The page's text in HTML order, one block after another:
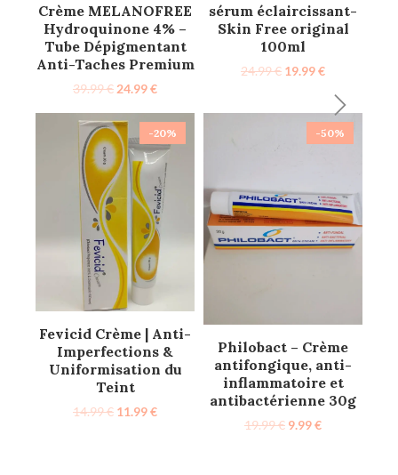
Crème MELANOFREE
Hydroquinone 4% –
Tube Dépigmentant
Anti-Taches Premium
39.99€ 24.99€
sérum éclaircissant-
Skin Free original
100ml
24.99€ 19.99€
-20%
Fevicid Crème | Anti-
Imperfections &
Uniformisation du
Teint
14.99€ 11.99€
-50%
Philobact – Crème
antifongique, anti-
inflammatoire et
antibactérienne 30g
19.99€ 9.99€